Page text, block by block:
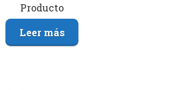
Producto
Leer más